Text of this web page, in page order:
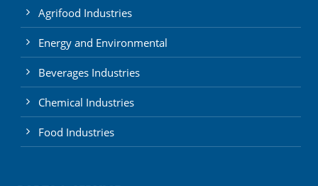
Agrifood Industries
Energy and Environmental
Beverages Industries
Chemical Industries
Food Industries